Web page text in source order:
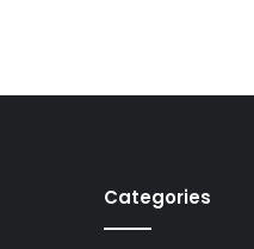
Categories